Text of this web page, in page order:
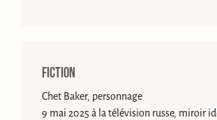
Fiction
Chet Baker, personnage
9 mai 2025 à la télévision russe, miroir